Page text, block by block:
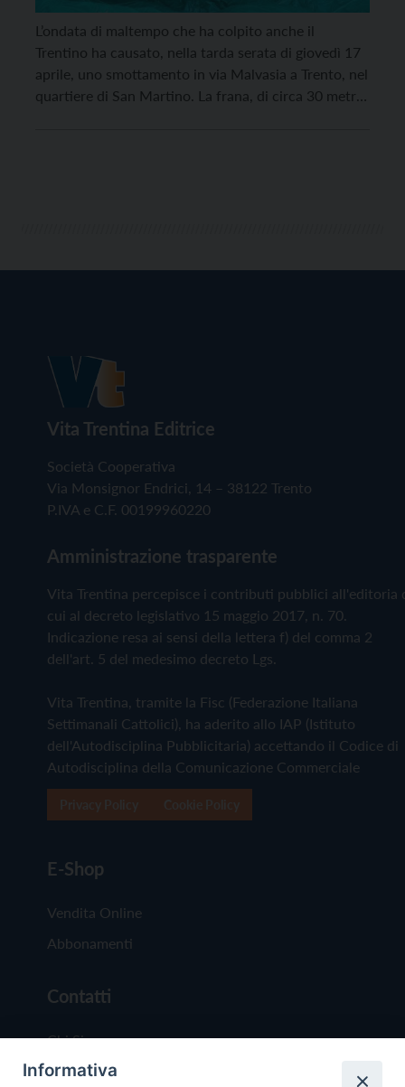
L’ondata di maltempo che ha colpito anche il
Trentino ha causato, nella tarda serata di giovedì 17
aprile, uno smottamento in via Malvasia a Trento, nel
quartiere di San Martino. La frana, di circa 30 metri
Vita Trentina Editrice
Società Cooperativa
Via Monsignor Endrici, 14 – 38122 Trento
P.IVA e C.F. 00199960220
Amministrazione trasparente
Vita Trentina percepisce i contributi pubblici all'editoria
cui al decreto legislativo 15 maggio 2017, n. 70.
Indicazione resa ai sensi della lettera f) del comma 2
dell'art. 5 del medesimo decreto Lgs.
Vita Trentina, tramite la Fisc (Federazione Italiana
Settimanali Cattolici), ha aderito allo IAP (Istituto
dell'Autodisciplina Pubblicitaria) accettando il Codice di
Autodisciplina della Comunicazione Commerciale
E-Shop
Vendita Online
Abbonamenti
Contatti
Chi Siamo
Redazione
Informativa